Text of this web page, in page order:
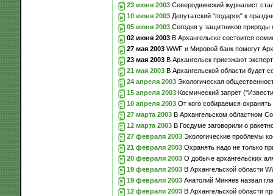
23 июня 2003Северодвинский журналист
10 июня 2003Депутатский "подарок" к
05 июня 2003Сегодня у защитников природы
02 июня 2003В Архангельске состоится
27 мая 2003WWF и Мировой банк помогут
23 мая 2003В Архангельск приезжают
21 мая 2003В Архангельской области будет
24 апреля 2003Экологическая
15 апреля 2003Космический запрет
10 апреля 2003От кого собираемся охранять
27 марта 2003В Архангельском областном
12 марта 2003В Госдуме заговорили о
27 февраля 2003Экологические проблемы
21 февраля 2003Охранять надо не только
20 февраля 2003О добыче архангельских
19 февраля 2003В Архангельской области
19 февраля 2003Анатолий Миняев назвал
12 февраля 2003В Архангельской области